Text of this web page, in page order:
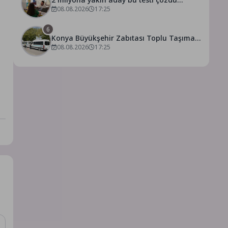
08.08.2026 17:25
6
Konya Büyükşehir Zabıtası Toplu Taşıma
Denetimlerini Sürdürüyor
08.08.2026 17:25